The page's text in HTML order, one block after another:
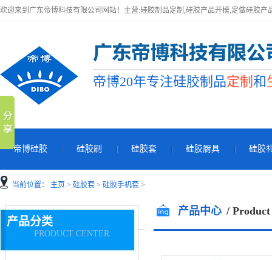
欢迎来到广东帝博科技有限公司网站！主营:硅胶制品定制,硅胶产品开模,定做硅胶产
帝博20年专注硅胶制品定制 和
帝博硅胶 硅胶刷 硅胶套 硅胶厨具 硅胶
当前位置： 主页 > 硅胶套 > 硅胶手机套 >
产品中心 /
产品分类
PRODUCT CENTER